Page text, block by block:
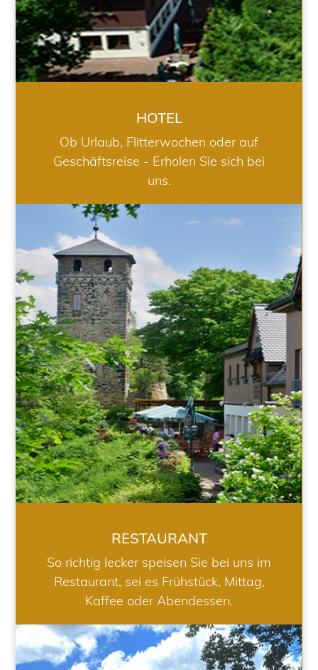
HOTEL
Ob Urlaub, Flitterwochen oder auf
Geschäftsreise - Erholen Sie sich bei
uns.
RESTAURANT
RESTAURANT
So richtig lecker speisen Sie bei uns im
Restaurant, sei es Frühstück, Mittag,
Kaffee oder Abendessen.